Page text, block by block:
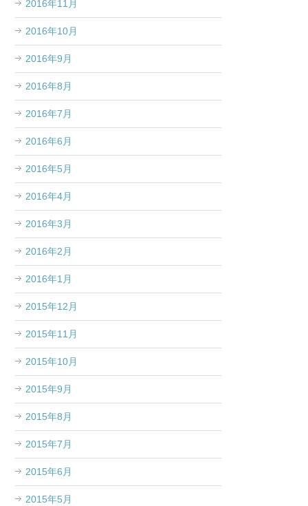
2016年11月
2016年10月
2016年9月
2016年8月
2016年7月
2016年6月
2016年5月
2016年4月
2016年3月
2016年2月
2016年1月
2015年12月
2015年11月
2015年10月
2015年9月
2015年8月
2015年7月
2015年6月
2015年5月